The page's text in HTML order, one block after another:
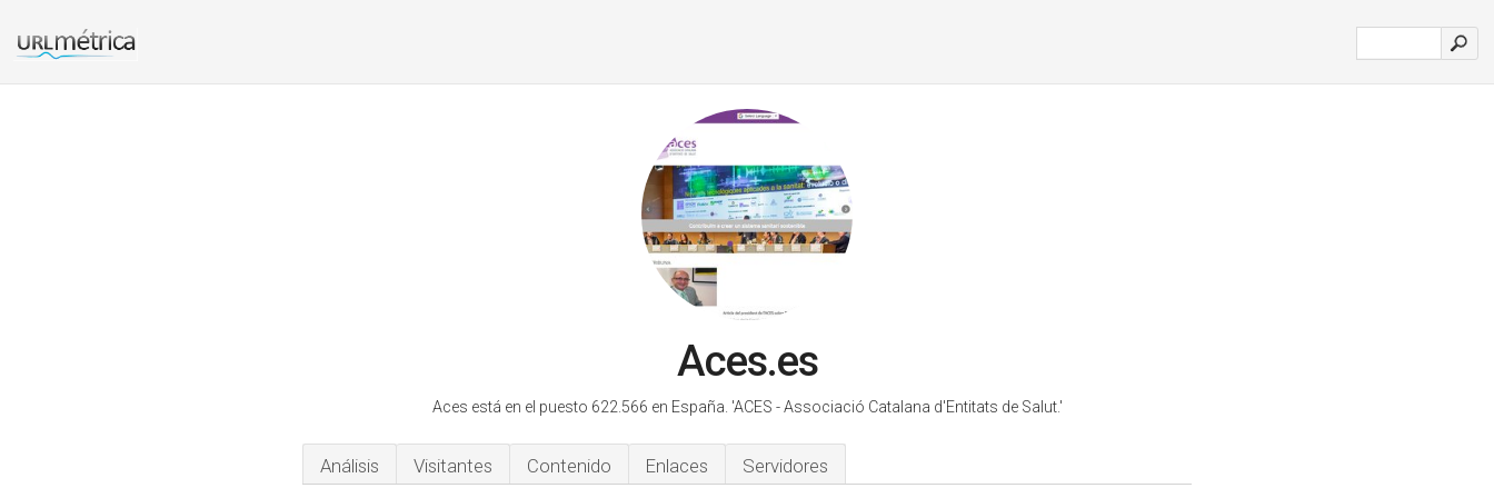
Aces.es
Aces está en el puesto 622.566 en España. 'ACES - Associació Catalana d'Entitats de Salut.'
Análisis Visitantes Contenido Enlaces Servidores